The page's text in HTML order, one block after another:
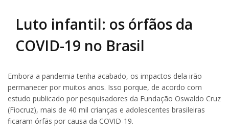
Luto infantil: os órfãos da
COVID-19 no Brasil
Embora a pandemia tenha acabado, os impactos dela irão
permanecer por muitos anos. Isso porque, de acordo com
estudo publicado por pesquisadores da Fundação Oswaldo Cruz
(Fiocruz), mais de 40 mil crianças e adolescentes brasileiras
ficaram órfãs por causa da COVID-19.